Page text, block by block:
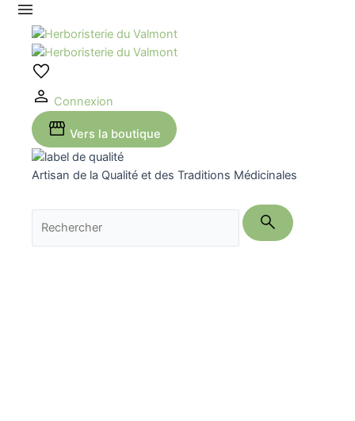
Aller
contenu
Connexion
Vers la boutique
Artisan de la Qualité et des Traditions Médicinales